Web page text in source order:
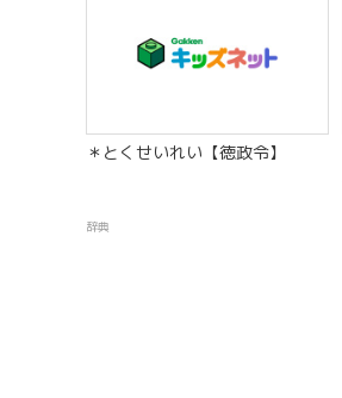
＊とくせいれい【徳政令】
辞典